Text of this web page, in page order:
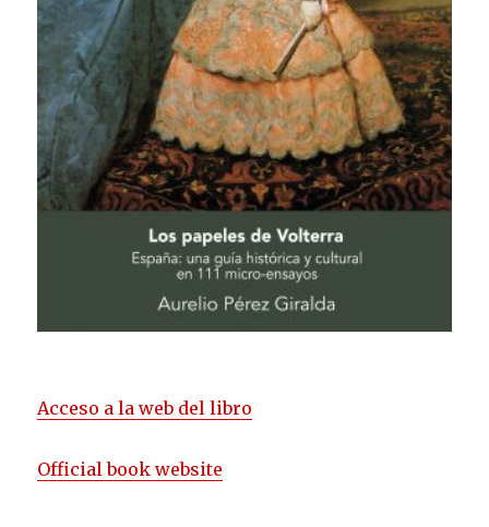
Acceso a la web del libro
Official book website